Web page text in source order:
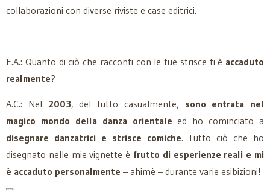
collaborazioni con diverse riviste e case editrici.
E.A.: Quanto di ciò che racconti con le tue strisce ti è accaduto
realmente?
A.C.: Nel 2003, del tutto casualmente, sono entrata nel
magico mondo della danza orientale ed ho cominciato a
disegnare danzatrici e strisce comiche. Tutto ciò che ho
disegnato nelle mie vignette è frutto di esperienze reali e mi
è accaduto personalmente – ahimè – durante varie esibizioni!